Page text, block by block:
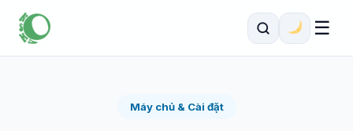
☰
Máy chủ & Cài đặt